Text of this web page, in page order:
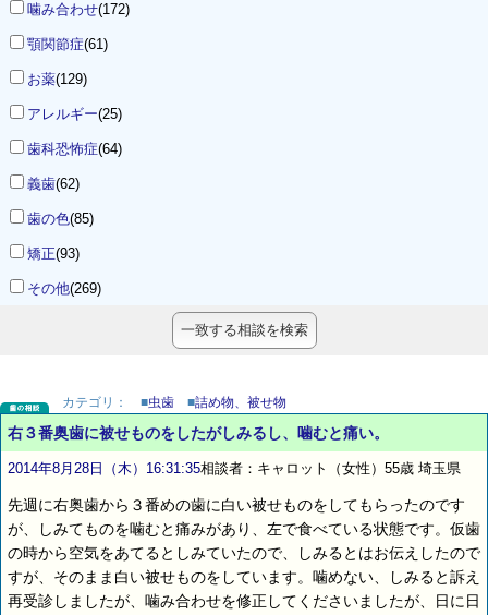
噛み合わせ(172)
顎関節症(61)
お薬(129)
アレルギー(25)
歯科恐怖症(64)
義歯(62)
歯の色(85)
矯正(93)
その他(269)
カテゴリ： ■虫歯 ■詰め物、被せ物
右３番奥歯に被せものをしたがしみるし、噛むと痛い。
2014年8月28日（木）16:31:35相談者：キャロット（女性）55歳 埼玉県
先週に右奥歯から３番めの歯に白い被せものをしてもらったのです
が、しみてものを噛むと痛みがあり、左で食べている状態です。仮歯
の時から空気をあてるとしみていたので、しみるとはお伝えしたので
すが、そのまま白い被せものをしています。噛めない、しみると訴え
再受診しましたが、噛み合わせを修正してくださいましたが、日に日